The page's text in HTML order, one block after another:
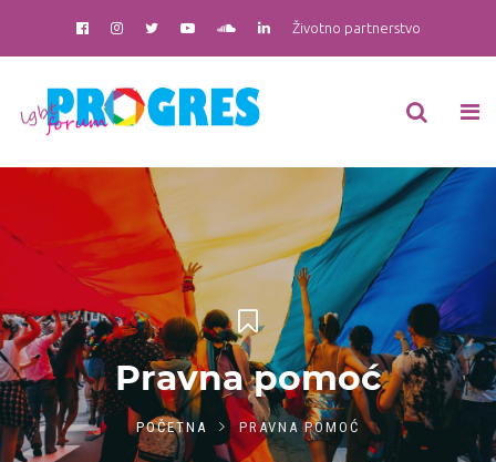
Životno partnerstvo
Pravna pomoć
POČETNA PRAVNA POMOĆ